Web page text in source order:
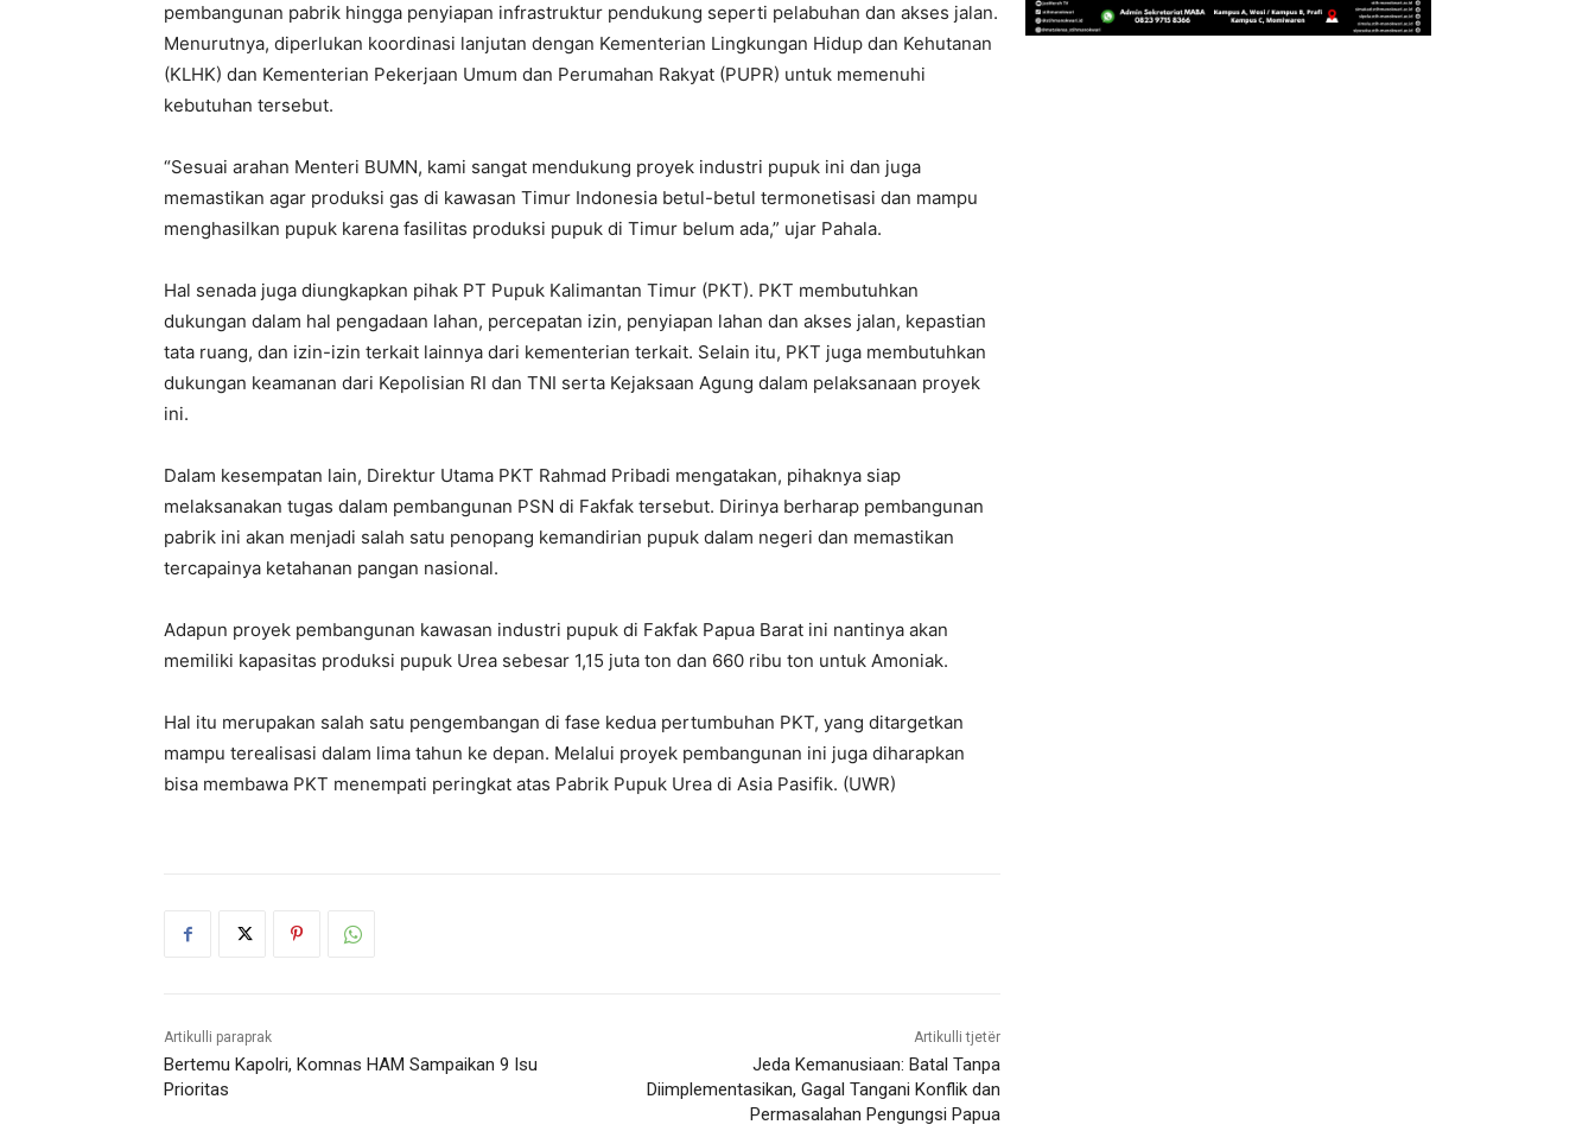
pembangunan pabrik hingga penyiapan infrastruktur pendukung seperti pelabuhan dan akses jalan.
Menurutnya, diperlukan koordinasi lanjutan dengan Kementerian Lingkungan Hidup dan Kehutanan
(KLHK) dan Kementerian Pekerjaan Umum dan Perumahan Rakyat (PUPR) untuk memenuhi
kebutuhan tersebut.
“Sesuai arahan Menteri BUMN, kami sangat mendukung proyek industri pupuk ini dan juga
memastikan agar produksi gas di kawasan Timur Indonesia betul-betul termonetisasi dan mampu
menghasilkan pupuk karena fasilitas produksi pupuk di Timur belum ada,” ujar Pahala.
Hal senada juga diungkapkan pihak PT Pupuk Kalimantan Timur (PKT). PKT membutuhkan
dukungan dalam hal pengadaan lahan, percepatan izin, penyiapan lahan dan akses jalan, kepastian
tata ruang, dan izin-izin terkait lainnya dari kementerian terkait. Selain itu, PKT juga membutuhkan
dukungan keamanan dari Kepolisian RI dan TNI serta Kejaksaan Agung dalam pelaksanaan proyek
ini.
Dalam kesempatan lain, Direktur Utama PKT Rahmad Pribadi mengatakan, pihaknya siap
melaksanakan tugas dalam pembangunan PSN di Fakfak tersebut. Dirinya berharap pembangunan
pabrik ini akan menjadi salah satu penopang kemandirian pupuk dalam negeri dan memastikan
tercapainya ketahanan pangan nasional.
Adapun proyek pembangunan kawasan industri pupuk di Fakfak Papua Barat ini nantinya akan
memiliki kapasitas produksi pupuk Urea sebesar 1,15 juta ton dan 660 ribu ton untuk Amoniak.
Hal itu merupakan salah satu pengembangan di fase kedua pertumbuhan PKT, yang ditargetkan
mampu terealisasi dalam lima tahun ke depan. Melalui proyek pembangunan ini juga diharapkan
bisa membawa PKT menempati peringkat atas Pabrik Pupuk Urea di Asia Pasifik. (UWR)
Artikulli paraprak
Bertemu Kapolri, Komnas HAM Sampaikan 9 Isu
Prioritas
Artikulli tjetër
Jeda Kemanusiaan: Batal Tanpa
Diimplementasikan, Gagal Tangani Konflik dan
Permasalahan Pengungsi Papua